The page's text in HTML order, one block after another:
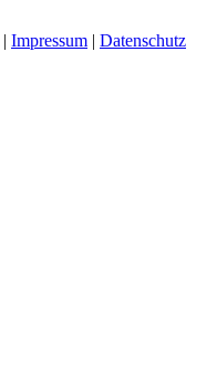
| Impressum | Datenschutz